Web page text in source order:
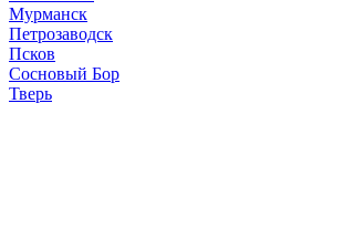
Мурманск
Петрозаводск
Псков
Сосновый Бор
Тверь